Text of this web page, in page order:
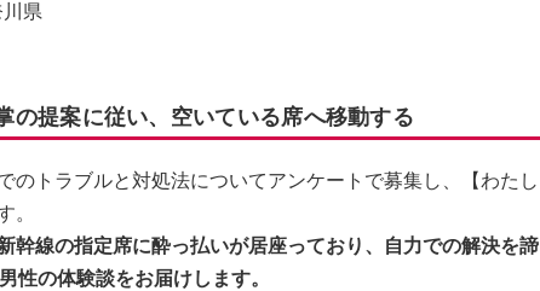
県
の提案に従い、空いている席へ移動する
のトラブルと対処法についてアンケートで募集し、【わたし
。
幹線の指定席に酔っ払いが居座っており、自力での解決を諦
性の体験談をお届けします。